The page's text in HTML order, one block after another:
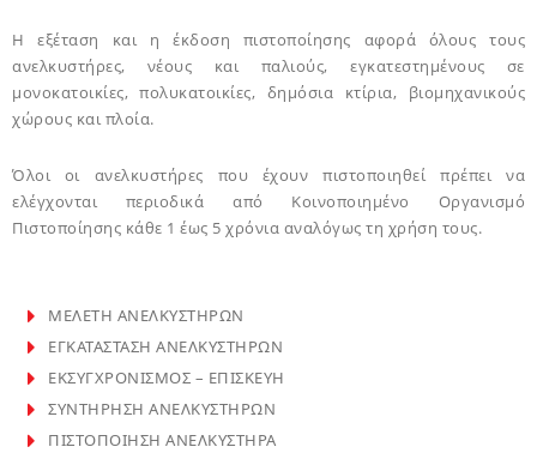
Η εξέταση και η έκδοση πιστοποίησης αφορά όλους τους
ανελκυστήρες, νέους και παλιούς, εγκατεστημένους σε
μονοκατοικίες, πολυκατοικίες, δημόσια κτίρια, βιομηχανικούς
χώρους και πλοία.
Όλοι οι ανελκυστήρες που έχουν πιστοποιηθεί πρέπει να
ελέγχονται περιοδικά από Κοινοποιημένο Οργανισμό
Πιστοποίησης κάθε 1 έως 5 χρόνια αναλόγως τη χρήση τους.
ΜΕΛΕΤΗ ΑΝΕΛΚΥΣΤΗΡΩΝ
ΕΓΚΑΤΑΣΤΑΣΗ ΑΝΕΛΚΥΣΤΗΡΩΝ
ΕΚΣΥΓΧΡΟΝΙΣΜΟΣ – ΕΠΙΣΚΕΥΗ
ΣΥΝΤΗΡΗΣΗ ΑΝΕΛΚΥΣΤΗΡΩΝ
ΠΙΣΤΟΠΟΙΗΣΗ ΑΝΕΛΚΥΣΤΗΡΑ